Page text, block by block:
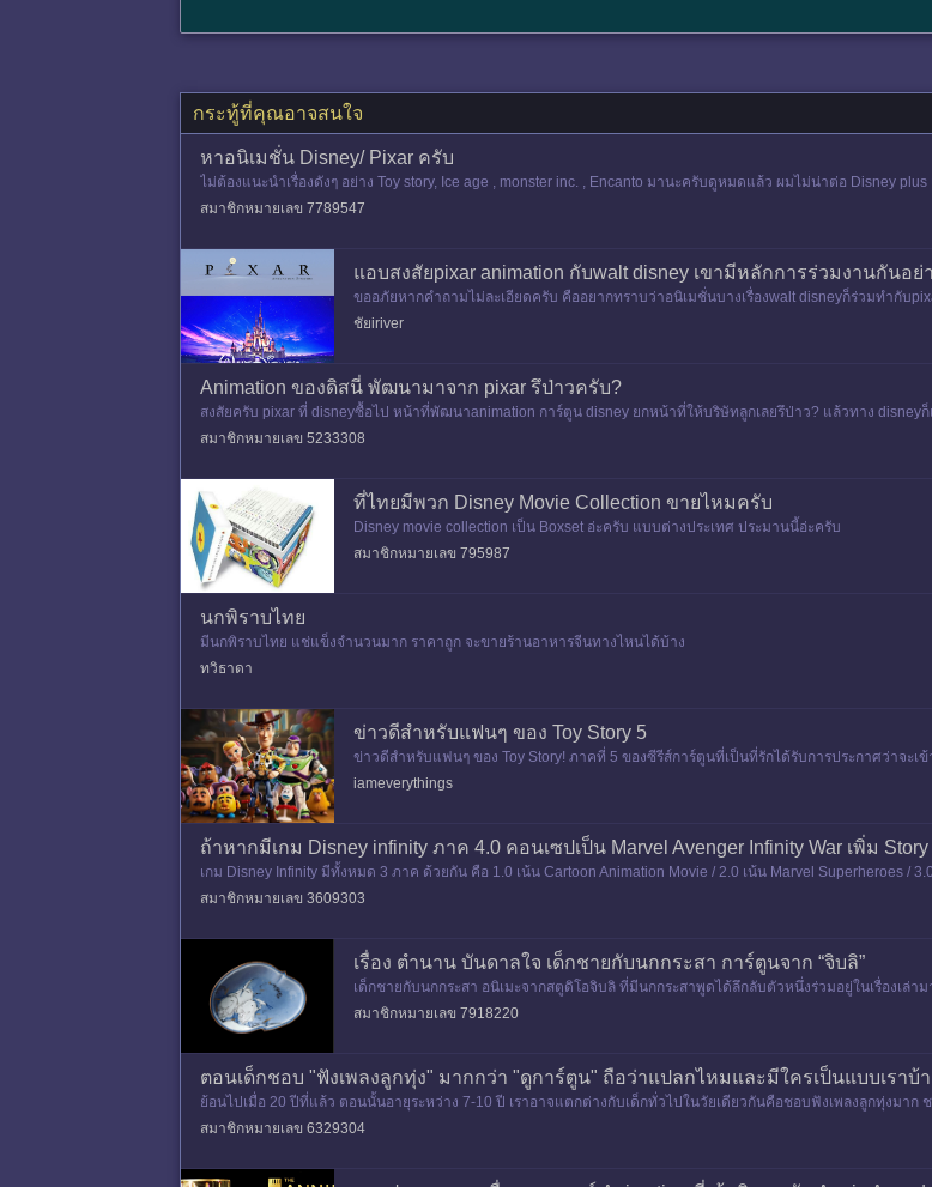
กระทู้ที่คุณอาจสนใจ
หาอนิเมชั่น Disney/ Pixar ครับ
ไม่ต้องแนะนำเรื่องดังๆ อย่าง Toy story, Ice age , monster inc. , Encanto มานะครับดูหมดแล้ว ผมไม่น่าต่อ Disney
on / Cartoon คร
สมาชิกหมายเลข 7789547
แอบสงสัยpixar animation กับwalt disney เขามีหลักการร่วมงานกันอย่
ขออภัยหากคำถามไม่ละเอียดครับ คืออยากทราบว่าอนิเมชั่นบางเรื่องwalt disneyก็ร่วมทำกับ
FROZEN pixar ก็ไม่ได้มีส่วนร่วมแต่กั
ชัยiriver
Animation ของดิสนี่ พัฒนามาจาก​ pixar รึป่าวครับ?
สงสัยครับ pixar ที่ disney​ซื้อไป​ หน้าที่พัฒนา​animation​ การ์ตูน disney​ ยกหน้าที่ให้บริษัทลูกเลยรึป่าว? แล้วทาง disney​ก็
สมาชิกหมายเลข 5233308
ที่ไทยมีพวก Disney Movie Collection ขายไหมครับ
Disney movie collection เป็น Boxset อ่ะครับ แบบต่างประเทศ ประมานนี้อ่ะครับ
สมาชิกหมายเลข 795987
นกพิราบไทย
มีนกพิราบไทย แช่แข็งจำนวนมาก ราคาถูก จะขายร้านอาหารจีนทางไหนได้บ้าง
ทวิธาดา
ข่าวดีสำหรับแฟนๆ ของ Toy Story 5
ข่าวดีสำหรับแฟนๆ ของ Toy Story! ภาคที่ 5 ของซีรีส์การ์ตูนที่เป็นที่รักได้รับการประกาศว่าจะ
น Woody และ Buzz Lightyear
iameverythings
ถ้าหากมีเกม Disney infinity ภาค 4.0 คอนเซปเป็น Marvel Avenger Infinity War เพิ่ม
เกม Disney Infinity มีทั้งหมด 3 ภาค ด้วยกัน คือ 1.0 เน้น Cartoon Animation Movie / 2.0 เน้น Marvel Superheroes /
กให้เป็นคอ
สมาชิกหมายเลข 3609303
เรื่อง ตำนาน บันดาลใจ เด็กชายกับนกกระสา การ์ตูนจาก “จิบลิ”
เด็กชายกับนกกระสา อนิเมะจากสตูดิโอจิบลิ ที่มีนกกระสาพูดได้ลึกลับตัวหนึ่งร่วมอยู่ในเรื่องเล่
แห่งวิญญาณภาพยนตร์จากสตูดิโอจิบล
สมาชิกหมายเลข 7918220
ตอนเด็กชอบ "ฟังเพลงลูกทุ่ง" มากกว่า "ดูการ์ตูน" ถือว่าแปลกไหมและมีใครเป็นแบบเราบ้า
ย้อนไปเมื่อ 20 ปีที่แล้ว ตอนนั้นอายุระหว่าง 7-10 ปี เราอาจแตกต่างกับเด็กทั่วไปในวัยเดียวกันคือชอบฟังเพลงลูกทุ่งมา
ต้องซื
สมาชิกหมายเลข 6329304